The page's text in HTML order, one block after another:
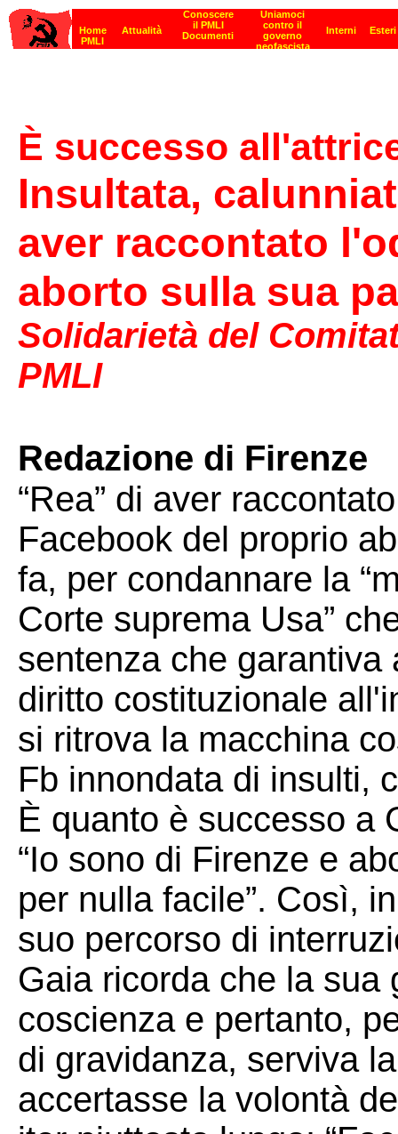
È successo
Insultata,
aver raccontato
aborto sulla sua
Solidarietà del
PMLI
Redazione di Firenze
“Rea” di aver
Facebook del proprio
fa, per condannare la
Corte suprema Usa”
sentenza che
diritto costituzionale
si ritrova la macchina
Fb innondata di insulti,
È quanto è successo a
“Io sono di Firenze e
per nulla facile”. Così,
suo percorso di
Gaia ricorda che la sua
coscienza e pertanto,
di gravidanza, serviva
accertasse la volontà